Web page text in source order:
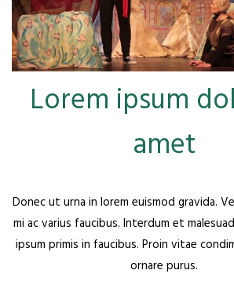
Lorem ipsum
amet
Donec ut urna in lorem euismod gravida.
mi ac varius faucibus. Interdum et
ipsum primis in faucibus. Proin vitae
ornare purus.